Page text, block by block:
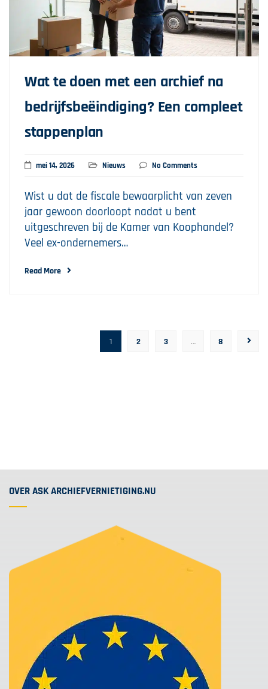
Wat te doen met een archief na
bedrijfsbeëindiging? Een compleet
stappenplan
mei 14, 2026 Nieuws No Comments
Wist u dat de fiscale bewaarplicht van zeven
jaar gewoon doorloopt nadat u bent
uitgeschreven bij de Kamer van Koophandel?
Veel ex-ondernemers…
Read More
1 2 3 … 8
OVER ASK ARCHIEFVERNIETIGING.NU